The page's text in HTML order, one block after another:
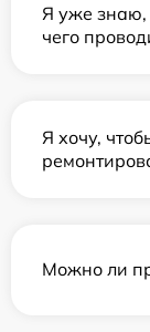
Я уже знаю,
чего
Я хочу,
Можно ли